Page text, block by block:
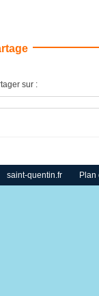
sur :
saint-quentin.fr Plan